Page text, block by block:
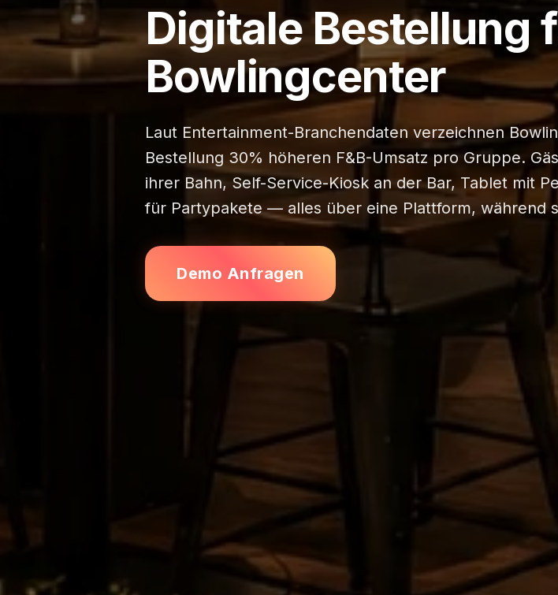
Digitale Bestellung
Bowlingcenter
Laut Entertainment-Branchendaten verzeichnen
Bestellung 30% höheren F&B-Umsatz pro Gruppe.
ihrer Bahn, Self-Service-Kiosk an der Bar, Tablet mit
für Partypakete — alles über eine Plattform, während
Demo Anfragen